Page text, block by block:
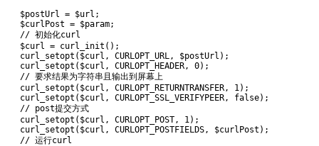
$postUrl = $url ;
$curlPost = $param;
// 初始化curl
$curl = curl_init ( ) ;
curl_setopt ( $curl , CURLOPT_URL, $postUrl ) ;
curl_setopt ( $curl , CURLOPT_HEADER, 0) ;
// 要求结果为字符串且输出到屏幕上
curl_setopt ( $curl , CURLOPT_RETURNTRANSFER, 1) ;
curl_setopt ( $curl , CURLOPT_SSL_VERIFYPEER, false) ;
// post提交方式
curl_setopt ( $curl , CURLOPT_POST, 1) ;
curl_setopt ( $curl , CURLOPT_POSTFIELDS, $curlPost ) ;
// 运行curl